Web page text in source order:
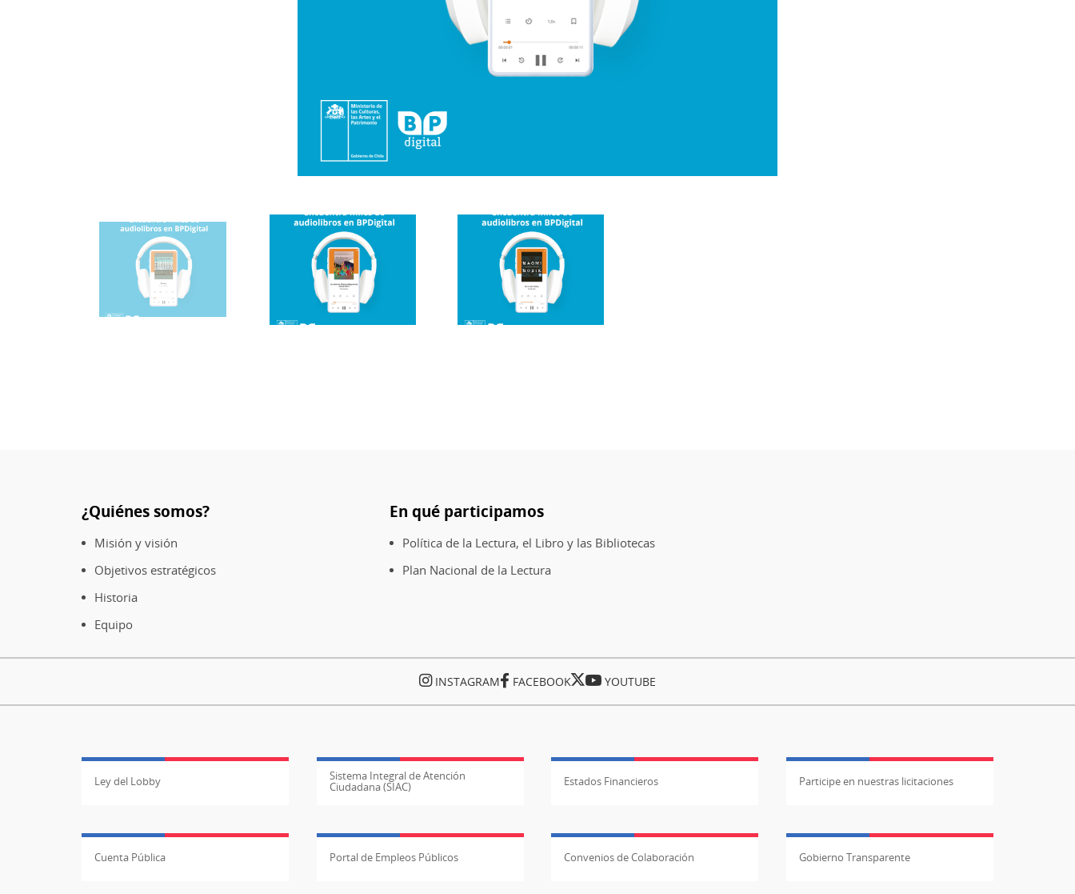
¿Quiénes somos?
Misión y visión
Objetivos estratégicos
Historia
Equipo
En qué participamos
Política de la Lectura, el Libro y las Bibliotecas
Plan Nacional de la Lectura
INSTAGRAM FACEBOOK YOUTUBE
Ley del Lobby Sistema Integral de Atención
Ciudadana (SIAC) Estados Financieros Participe en nuestras licitaciones
Cuenta Pública Portal de Empleos Públicos Convenios de Colaboración Gobierno Transparente